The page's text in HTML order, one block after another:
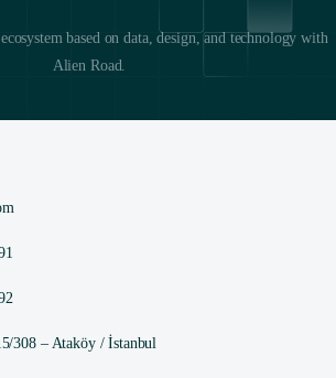
based on data, design, and technology with
Alien Road.
308 – Ataköy / İstanbul